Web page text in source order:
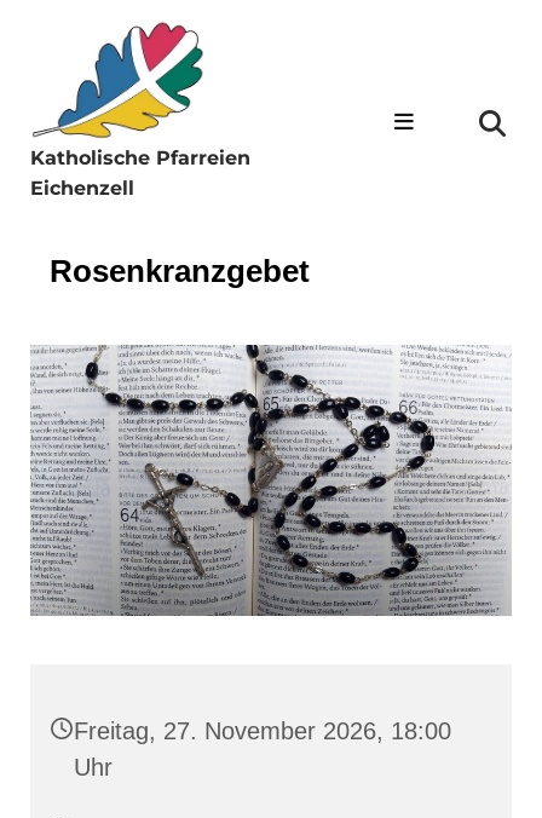
Katholische Pfarreien
Eichenzell
Rosenkranzgebet
Freitag, 27. November 2026, 18:00
Uhr